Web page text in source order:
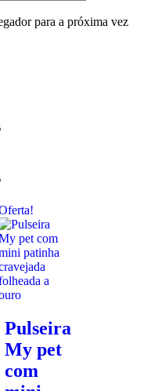
para a próxima vez
Pulseira
My pet
com